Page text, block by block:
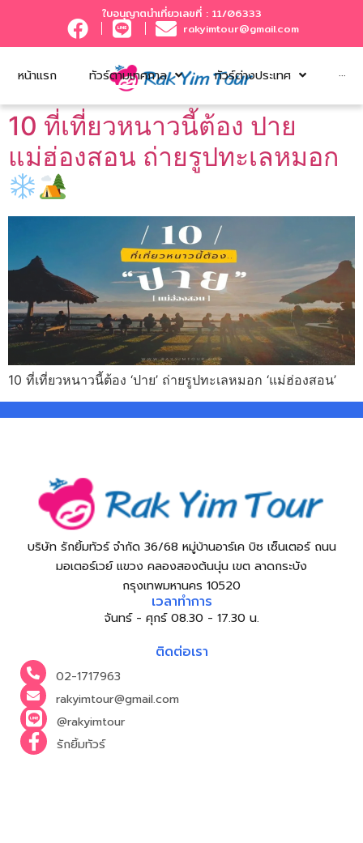
ใบอนุญาตนำเที่ยวเลขที่ : 11/06333
rakyimtour@gmail.com
หน้าแรก ทัวร์ตามเทศกาล ทัวร์ต่างประเทศ ···
10 ที่เที่ยวหนาวนี้ต้อง ปาย
แม่ฮ่องสอน ถ่ายรูปทะเลหมอก
10 ที่เที่ยวหนาวนี้ต้อง ‘ปาย’ ถ่ายรูปทะเลหมอก ‘แม่ฮ่องสอน’
บริษัท รักยิ้มทัวร์ จำกัด 36/68 หมู่บ้านอาร์เค บิซ เซ็นเตอร์ ถนน
มอเตอร์เวย์ แขวง คลองสองต้นนุ่น เขต ลาดกระบัง
กรุงเทพมหานคร 10520
เวลาทำการ
จันทร์ - ศุกร์ 08.30 - 17.30 น.
ติดต่อเรา
02-1717963
rakyimtour@gmail.com
@rakyimtour
รักยิ้มทัวร์